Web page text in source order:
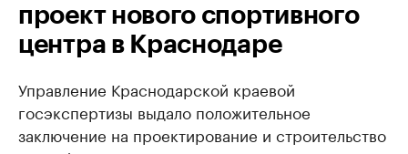
проект нового спортивного
центра в Краснодаре
Управление Краснодарской краевой
госэкспертизы выдало положительное
заключение на проектирование и строительство